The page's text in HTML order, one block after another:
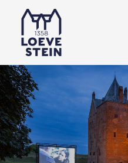
Ontdek Loevestein
Plan je bezoek
Onderwijs
Feesten & zakelijk
NL EN